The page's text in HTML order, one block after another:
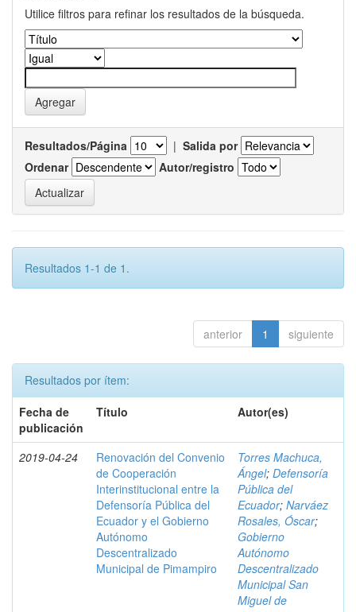
Utilice filtros para refinar los resultados de la búsqueda.
Resultados/Página | Salida por
Ordenar
Autor/registro
Resultados 1-1 de 1.
anterior 1 siguiente
Resultados por ítem:
Fecha de
publicación
Título Autor(es)
2019-04-24
Renovación del Convenio
de Cooperación
Interinstitucional entre la
Defensoría Pública del
Ecuador y el Gobierno
Autónomo
Descentralizado
Municipal de Pimampiro
Torres Machuca,
Ángel; Defensoría
Pública del
Ecuador; Narváez
Rosales, Óscar;
Gobierno
Autónomo
Descentralizado
Municipal San
Miguel de